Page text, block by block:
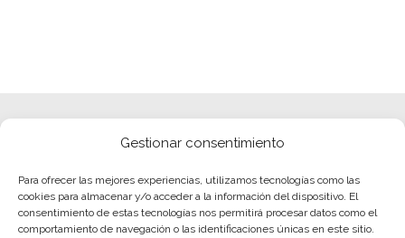
Gestionar consentimiento
Para ofrecer las mejores experiencias, utilizamos tecnologías como las
cookies para almacenar y/o acceder a la información del dispositivo. El
consentimiento de estas tecnologías nos permitirá procesar datos como el
comportamiento de navegación o las identificaciones únicas en este sitio.